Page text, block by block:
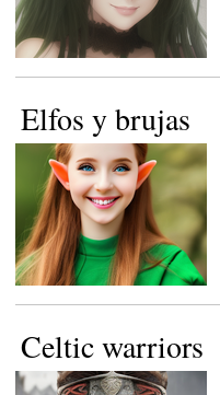
Elfos y brujas
Celtic warriors